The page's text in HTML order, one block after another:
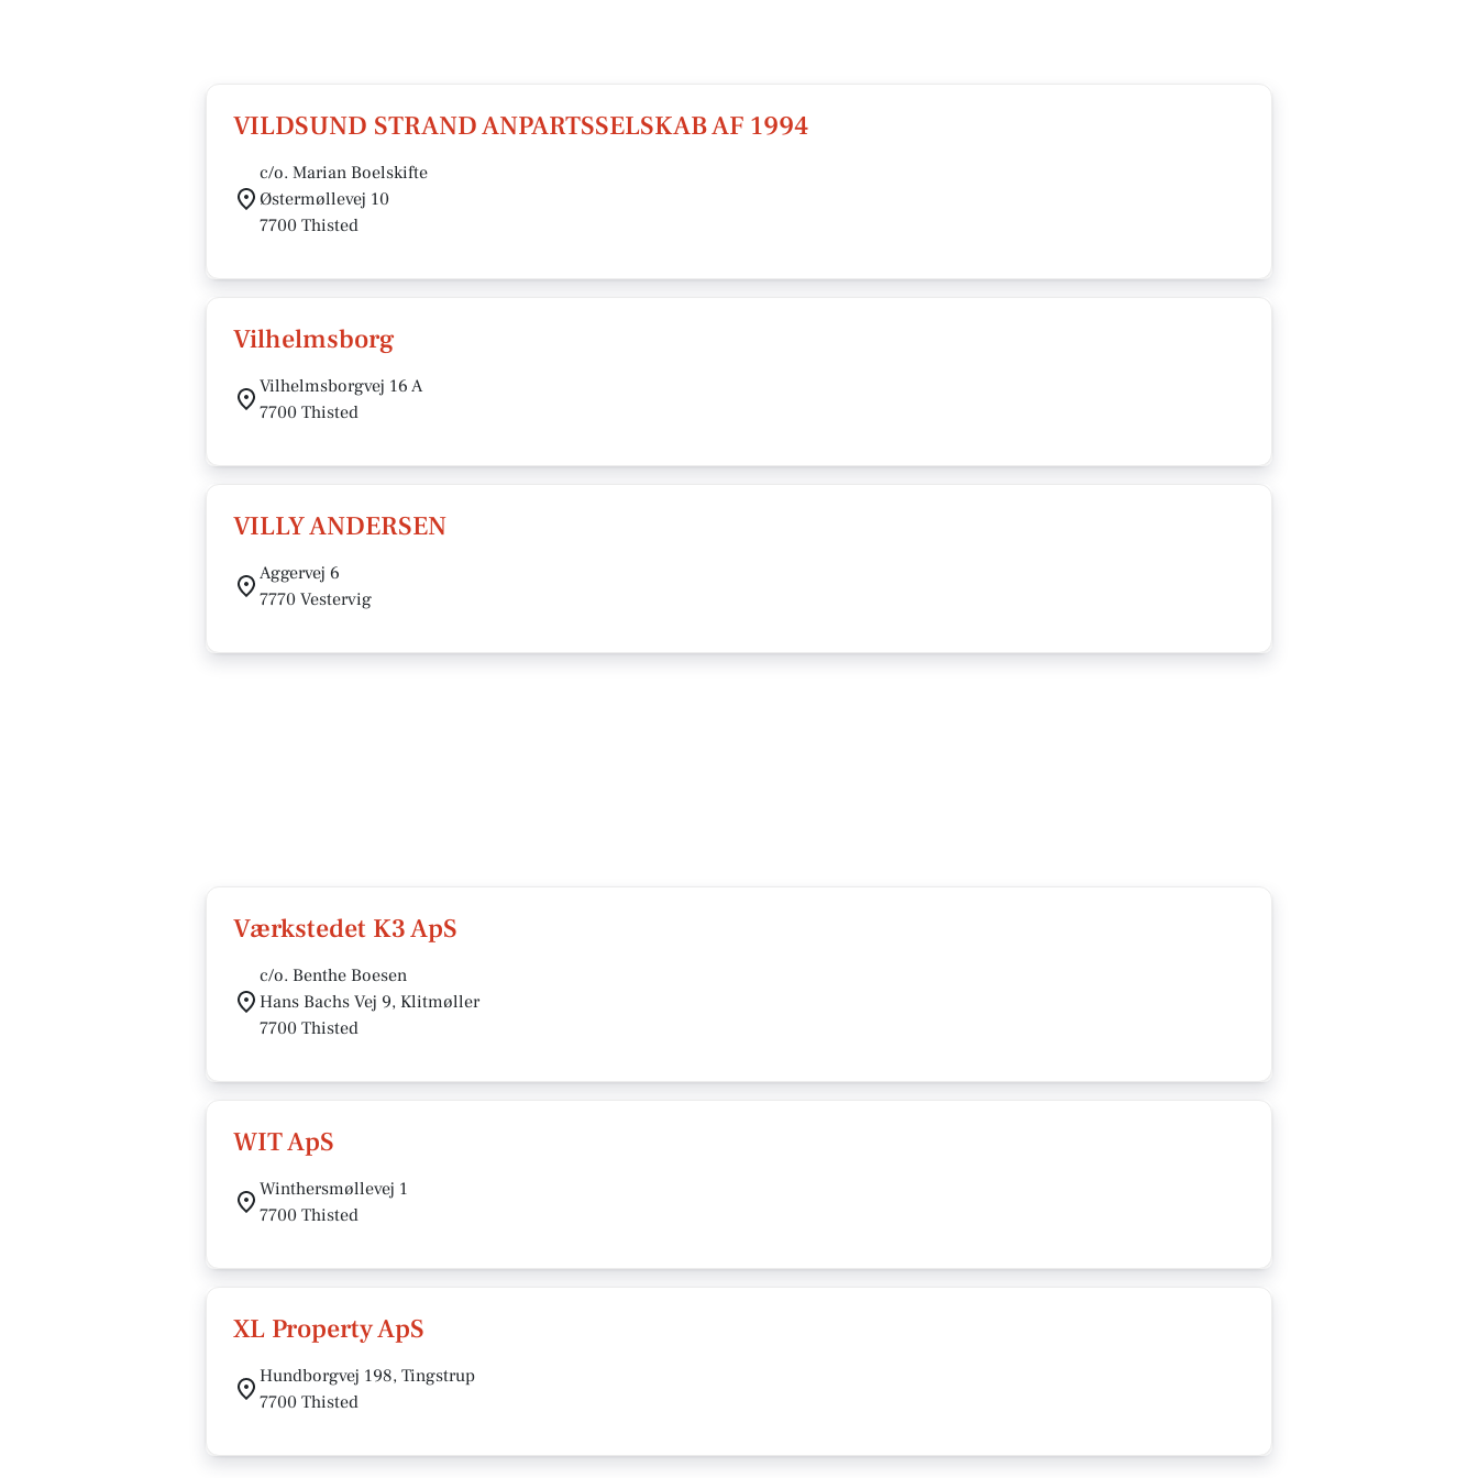
VILDSUND STRAND ANPARTSSELSKAB AF 1994
c/o. Marian Boelskifte
Østermøllevej 10
7700 Thisted
Vilhelmsborg
Vilhelmsborgvej 16 A
7700 Thisted
VILLY ANDERSEN
Aggervej 6
7770 Vestervig
Værkstedet K3 ApS
c/o. Benthe Boesen
Hans Bachs Vej 9, Klitmøller
7700 Thisted
WIT ApS
Winthersmøllevej 1
7700 Thisted
XL Property ApS
Hundborgvej 198, Tingstrup
7700 Thisted